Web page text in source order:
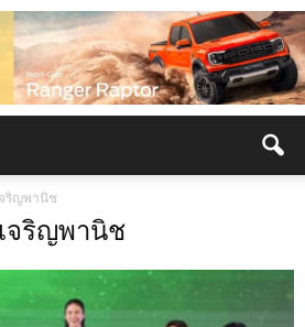
ริญพานิช
จริญพานิช